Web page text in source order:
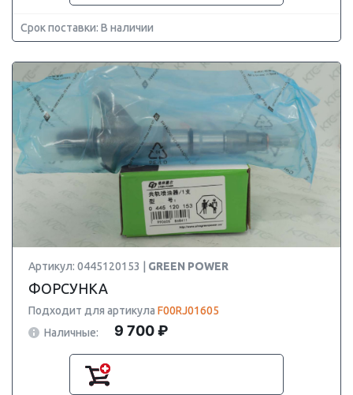
Срок поставки: В наличии
Артикул: 0445120153 | GREEN POWER
ФОРСУНКА
Подходит для артикула F00RJ01605
Наличные:
9 700 ₽